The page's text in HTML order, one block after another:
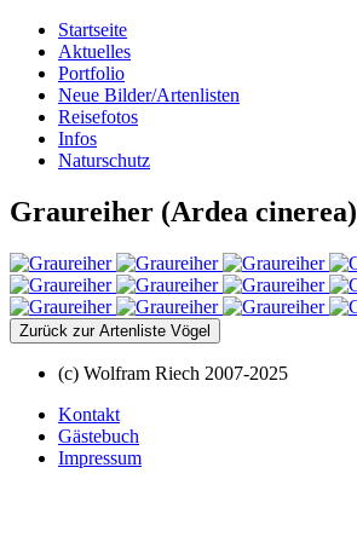
Startseite
Aktuelles
Portfolio
Neue Bilder/Artenlisten
Reisefotos
Infos
Naturschutz
Graureiher (Ardea cinerea)
Zurück zur Artenliste Vögel
(c) Wolfram Riech 2007-2025
Kontakt
Gästebuch
Impressum